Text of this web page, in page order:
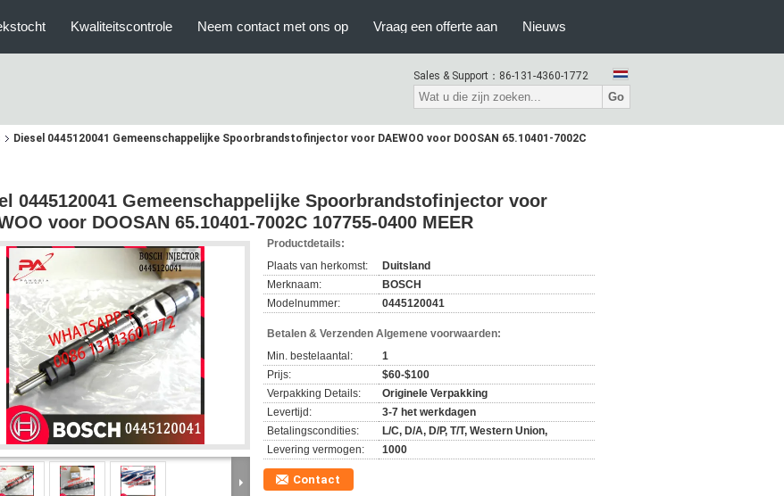
Kwaliteitscontrole Neem contact met ons op Vraag een offerte aan Nieuws
Sales & Support： 86-131-4360-1772
Go
Diesel 0445120041 Gemeenschappelijke Spoorbrandstofinjector voor DAEWOO voor DOOSAN 65.10401-7002C
0445120041 Gemeenschappelijke Spoorbrandstofinjector voor
voor DOOSAN 65.10401-7002C 107755-0400 MEER
Productdetails:
Plaats van herkomst:
Duitsland
Merknaam:
BOSCH
Modelnummer:
0445120041
Betalen & Verzenden Algemene voorwaarden:
Min. bestelaantal:
1
Prijs:
$60-$100
Verpakking Details:
Originele Verpakking
Levertijd:
3-7 het werkdagen
Betalingscondities:
L/C, D/A, D/P, T/T, Western Union,
Levering vermogen:
1000
Contact